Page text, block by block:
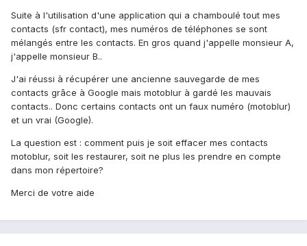
Suite à l'utilisation d'une application qui a chamboulé tout mes
contacts (sfr contact), mes numéros de téléphones se sont
mélangés entre les contacts. En gros quand j'appelle monsieur A,
j'appelle monsieur B..
J'ai réussi à récupérer une ancienne sauvegarde de mes
contacts grâce à Google mais motoblur à gardé les mauvais
contacts.. Donc certains contacts ont un faux numéro (motoblur)
et un vrai (Google).
La question est : comment puis je soit effacer mes contacts
motoblur, soit les restaurer, soit ne plus les prendre en compte
dans mon répertoire?
Merci de votre aide